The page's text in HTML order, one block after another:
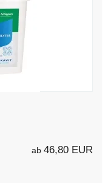
ab 46,80 EUR